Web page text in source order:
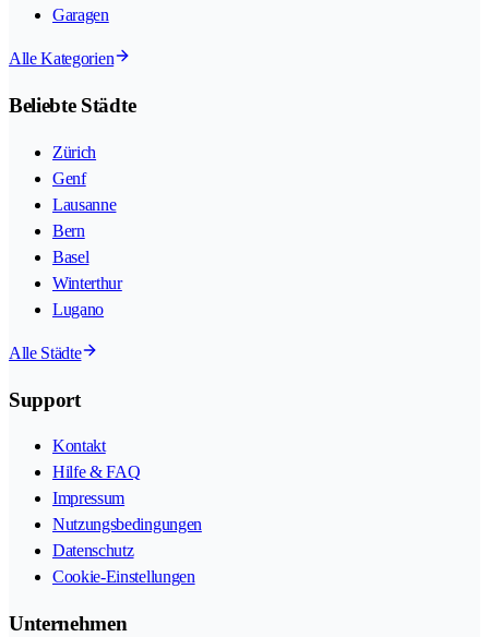
Garagen
Alle Kategorien
Beliebte Städte
Zürich
Genf
Lausanne
Bern
Basel
Winterthur
Lugano
Alle Städte
Support
Kontakt
Hilfe & FAQ
Impressum
Nutzungsbedingungen
Datenschutz
Cookie-Einstellungen
Unternehmen